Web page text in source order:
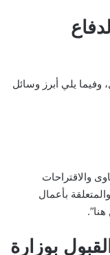
وفيما يلي أبرز وسائل
والاقتراحات
بأعمال
بوزارة